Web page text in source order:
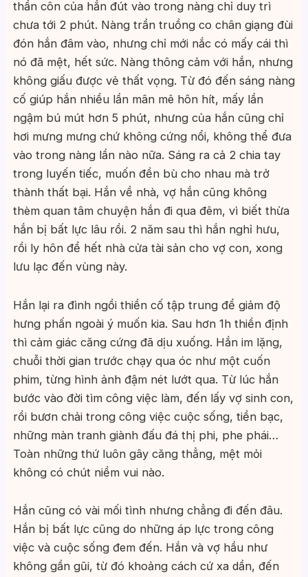
thần côn của hắn đút vào trong nàng chỉ duy trì
chưa tới 2 phút. Nàng trần truồng co chân giạng đùi
đón hắn đâm vào, nhưng chỉ mới nắc có mấy cái thì
nó đã mệt, hết sức. Nàng thông cảm với hắn, nhưng
không giấu được vẻ thất vọng. Từ đó đến sáng nàng
cố giúp hắn nhiều lần mân mê hôn hít, mấy lần
ngậm bú mút hơn 5 phút, nhưng của hắn cũng chỉ
hơi mưng mưng chứ không cứng nổi, không thể đưa
vào trong nàng lần nào nữa. Sáng ra cả 2 chia tay
trong luyến tiếc, muốn đền bù cho nhau mà trở
thành thất bại. Hắn về nhà, vợ hắn cũng không
thèm quan tâm chuyện hắn đi qua đêm, vì biết thừa
hắn bị bất lực lâu rồi. 2 năm sau thì hắn nghỉ hưu,
rồi ly hôn để hết nhà cửa tài sản cho vợ con, xong
lưu lạc đến vùng này.
Hắn lại ra đình ngồi thiền cố tập trung để giảm độ
hưng phấn ngoài ý muốn kia. Sau hơn 1h thiền định
thì cảm giác căng cứng đã dịu xuống. Hắn im lặng,
chuỗi thời gian trước chạy qua óc như một cuốn
phim, từng hình ảnh đậm nét lướt qua. Từ lúc hắn
bước vào đời tìm công việc làm, đến lấy vợ sinh con,
rồi bươn chải trong công việc cuộc sống, tiền bạc,
những màn tranh giành đấu đá thị phi, phe phái…
Toàn những thứ luôn gây căng thẳng, mệt mỏi
không có chút niềm vui nào.
Hắn cũng có vài mối tình nhưng chẳng đi đến đâu.
Hắn bị bất lực cũng do những áp lực trong công
việc và cuộc sống đem đến. Hắn và vợ hầu như
không gần gũi, từ đó khoảng cách cứ xa dần, đến